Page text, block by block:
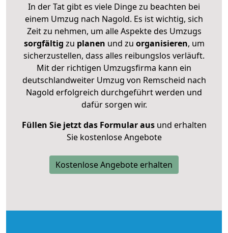
In der Tat gibt es viele Dinge zu beachten bei
einem Umzug nach Nagold. Es ist wichtig, sich
Zeit zu nehmen, um alle Aspekte des Umzugs
sorgfältig zu planen und zu organisieren, um
sicherzustellen, dass alles reibungslos verläuft.
Mit der richtigen Umzugsfirma kann ein
deutschlandweiter Umzug von Remscheid nach
Nagold erfolgreich durchgeführt werden und
dafür sorgen wir.
Füllen Sie jetzt das Formular ausund erhalten
Sie kostenlose Angebote
Kostenlose Angebote erhalten